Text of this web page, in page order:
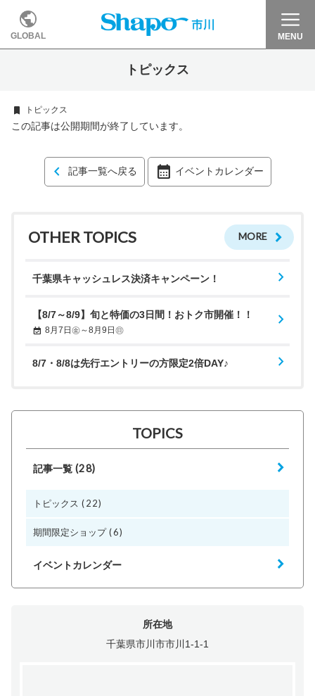
GLOBAL MENU
トピックス
トピックス
この記事は公開期間が終了しています。
記事一覧へ戻る イベントカレンダー
OTHER TOPICS MORE
千葉県キャッシュレス決済キャンペーン！
【8/7～8/9】旬と特価の3日間！おトク市開催！！
8月7日㊎～8月9日㊐
8/7・8/8は先行エントリーの方限定2倍DAY♪
TOPICS
記事一覧 (28)
トピックス (22)
期間限定ショップ(6)
イベントカレンダー
所在地
千葉県市川市市川1-1-1